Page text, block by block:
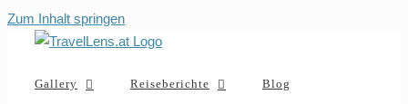
Zum Inhalt springen
Gallery Reiseberichte Blog